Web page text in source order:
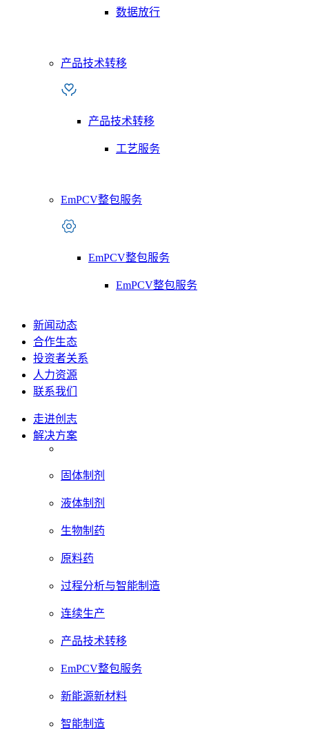
数据放行
产品技术转移
产品技术转移
工艺服务
EmPCV整包服务
EmPCV整包服务
EmPCV整包服务
新闻动态
合作生态
投资者关系
人力资源
联系我们
走进创志
解决方案
固体制剂
液体制剂
生物制药
原料药
过程分析与智能制造
连续生产
产品技术转移
EmPCV整包服务
新能源新材料
智能制造